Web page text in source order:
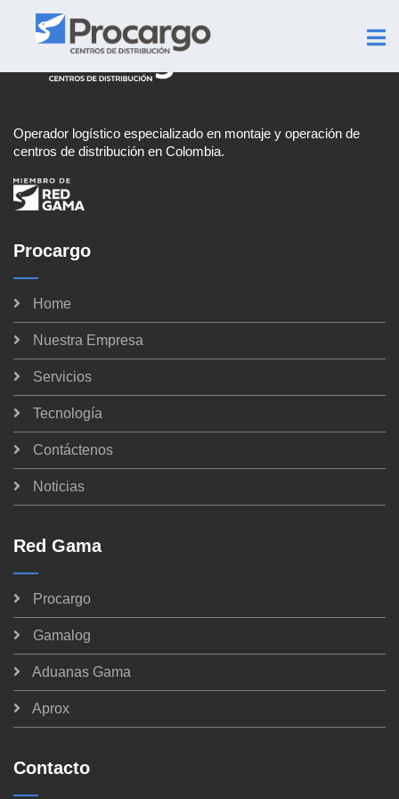
Operador logístico especializado en montaje y operación de
centros de distribución en Colombia.
Procargo
Home
Nuestra Empresa
Servicios
Tecnología
Contáctenos
Noticias
Red Gama
Procargo
Gamalog
Aduanas Gama
Aprox
Contacto